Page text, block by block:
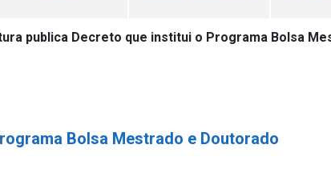
publica Decreto que institui o Programa Bolsa
Bolsa Mestrado e Doutorado